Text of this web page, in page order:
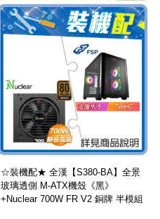
☆裝機配★ 全漢【S380-BA】全景
玻璃透側 M-ATX機殼《黑》
+Nuclear 700W FR V2 銅牌 半模組